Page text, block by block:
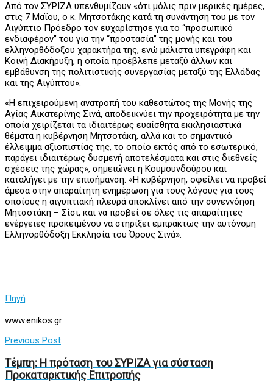
Από τον ΣΥΡΙΖΑ υπενθυμίζουν «ότι μόλις πριν μερικές ημέρες,
στις 7 Μαΐου, ο κ. Μητσοτάκης κατά τη συνάντηση του με τον
Αιγύπτιο Πρόεδρο τον ευχαρίστησε για το “προσωπικό
ενδιαφέρον” του για την “προστασία” της μονής και του
ελληνορθόδοξου χαρακτήρα της, ενώ μάλιστα υπεγράφη και
Κοινή Διακήρυξη, η οποία προέβλεπε μεταξύ άλλων και
εμβάθυνση της πολιτιστικής συνεργασίας μεταξύ της Ελλάδας
και της Αιγύπτου».
«Η επιχειρούμενη ανατροπή του καθεστώτος της Μονής της
Αγίας Αικατερίνης Σινά, αποδεικνύει την προχειρότητα με την
οποία χειρίζεται τα ιδιαιτέρως ευαίσθητα εκκλησιαστικά
θέματα η κυβέρνηση Μητσοτάκη, αλλά και το σημαντικό
έλλειμμα αξιοπιστίας της, το οποίο εκτός από το εσωτερικό,
παράγει ιδιαιτέρως δυσμενή αποτελέσματα και στις διεθνείς
σχέσεις της χώρας», σημειώνει η Κουμουνδούρου και
καταλήγει με την επισήμανση: «Η κυβέρνηση, οφείλει να προβεί
άμεσα στην απαραίτητη ενημέρωση για τους λόγους για τους
οποίους η αιγυπτιακή πλευρά αποκλίνει από την συνεννόηση
Μητσοτάκη – Σίσι, και να προβεί σε όλες τις απαραίτητες
ενέργειες προκειμένου να στηρίξει εμπράκτως την αυτόνομη
Ελληνορθόδοξη Εκκλησία του Όρους Σινά».
Πηγή
www.enikos.gr
Previous Post
Τέμπη: Η πρόταση του ΣΥΡΙΖΑ για σύσταση
Προκαταρκτικής Επιτροπής